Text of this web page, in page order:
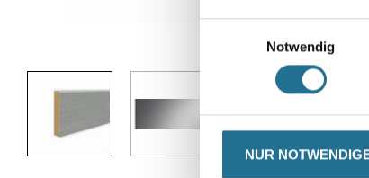
Notwendig
NUR
Abbildung ähnlich